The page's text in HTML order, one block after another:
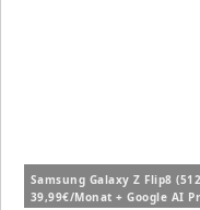
Samsung Galaxy Z Flip8
39,99€/Monat + Google AI